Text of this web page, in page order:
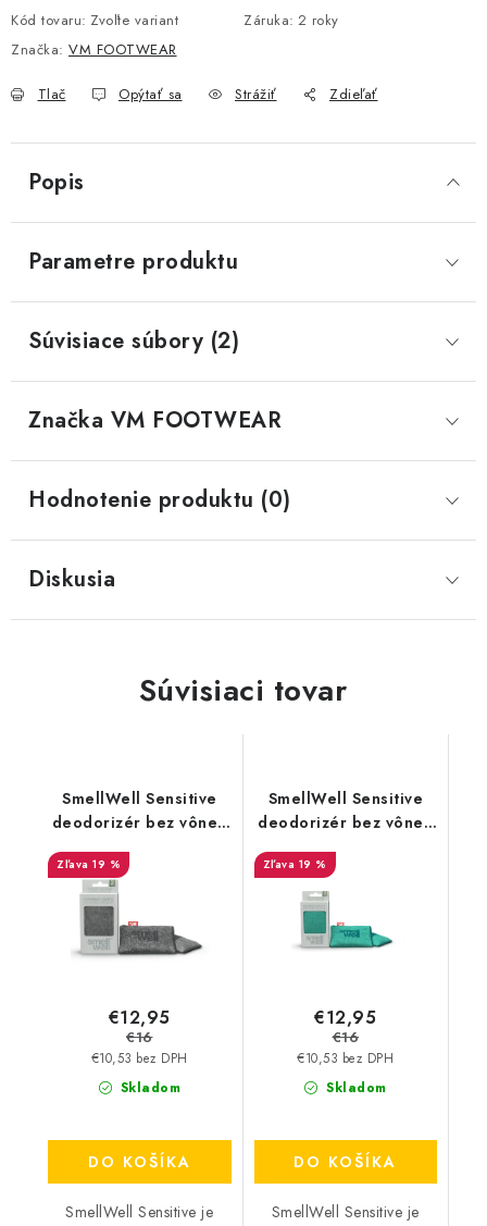
Kód tovaru: Zvoľte variant Záruka: 2 roky
Značka: VM FOOTWEAR
Tlač Opýtať sa Strážiť Zdieľať
Popis
Parametre produktu
Súvisiace súbory (2)
Značka VM FOOTWEAR
Hodnotenie produktu (0)
Diskusia
Súvisiaci tovar
SmellWell Sensitive
deodorizér bez vône -
Grey
19 %
Skladom
€10,53 bez DPH
€12,95
€16
DO KOŠÍKA
SmellWell Sensitive je
SmellWell Sensitive
deodorizér bez vône -
Green
19 %
Skladom
€10,53 bez DPH
€12,95
€16
DO KOŠÍKA
SmellWell Sensitive je